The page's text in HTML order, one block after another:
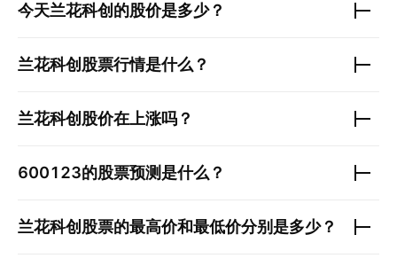
今天兰花科创 的股价是多少？
兰花科创 股票行情是什么？
兰花科创 股价在上涨吗？
600123的股票预测是什么？
兰花科创 股票的最高价和最低价分别是多少？